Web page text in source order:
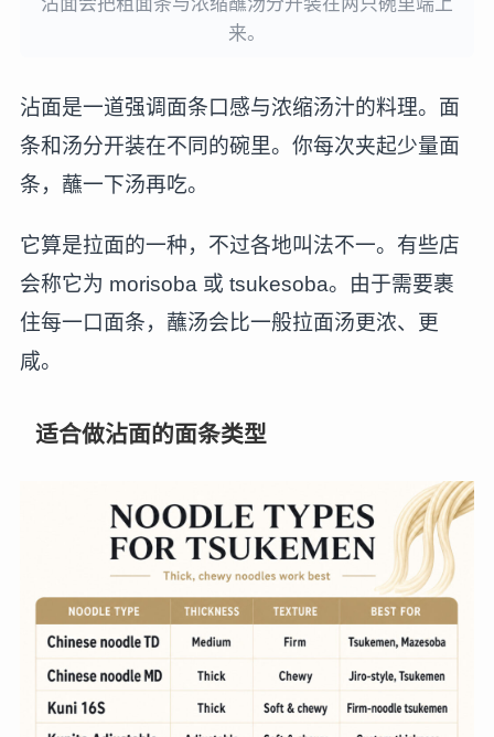
来。
沾面是一道强调面条口感与浓缩汤汁的料理。面
条和汤分开装在不同的碗里。你每次夹起少量面
条，蘸一下汤再吃。
它算是拉面的一种，不过各地叫法不一。有些店
会称它为 morisoba 或 tsukesoba。由于需要裹
住每一口面条，蘸汤会比一般拉面汤更浓、更
咸。
适合做沾面的面条类型